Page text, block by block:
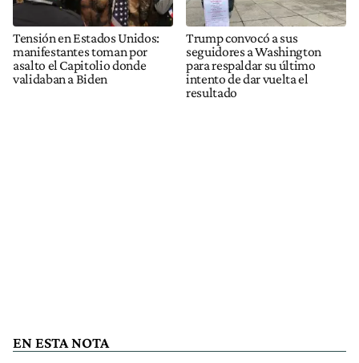
Tensión en Estados Unidos:
manifestantes toman por
asalto el Capitolio donde
validaban a Biden
Trump convocó a sus
seguidores a Washington
para respaldar su último
intento de dar vuelta el
resultado
EN ESTA NOTA